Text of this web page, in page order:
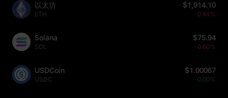
以太坊
ETH
$1,914.10
-0.44%
Solana
SOL
$75.94
-0.60%
USDCoin
USDC
$1.00067
0.00%